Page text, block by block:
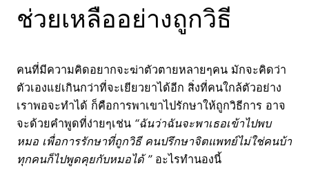
ช่วยเหลืออย่างถูกวิธี
คนที่มีความคิดอยากจะฆ่าตัวตายหลายๆคน มักจะคิดว่า
ตัวเองแย่เกินกว่าที่จะเยียวยาได้อีก สิ่งที่คนใกล้ตัวอย่าง
เราพอจะทำได้ ก็คือการพาเขาไปรักษาให้ถูกวิธีการ อาจ
จะด้วยคำพูดที่ง่ายๆเช่น “ฉันว่าฉันจะพาเธอเข้าไปพบ
หมอ เพื่อการรักษาที่ถูกวิธี คนปรึกษาจิตแพทย์ไม่ใช่คนบ้า
ทุกคนก็ไปพูดคุยกับหมอได้ ” อะไรทำนองนี้